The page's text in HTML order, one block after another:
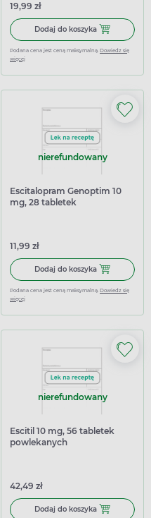
Aciprex 10 mg, 56 tabletek powlekanych
19,99 zł
Dodaj do koszyka Dodaj do
Podana cena jest ceną maksymalną. Dowiedz się
więcej
Aciprex 10 mg, 28 tabletek
nierefundowany
Escitalopram Genoptim 10
mg, 28 tabletek
11,99 zł
Dodaj do koszyka Dodaj do
Podana cena jest ceną maksymalną. Dowiedz się
więcej
Escitalopram Bluefish 10 mg, 28
nierefundowany
Escitil 10 mg, 56 tabletek
powlekanych
42,49 zł
Dodaj do koszyka Dodaj do